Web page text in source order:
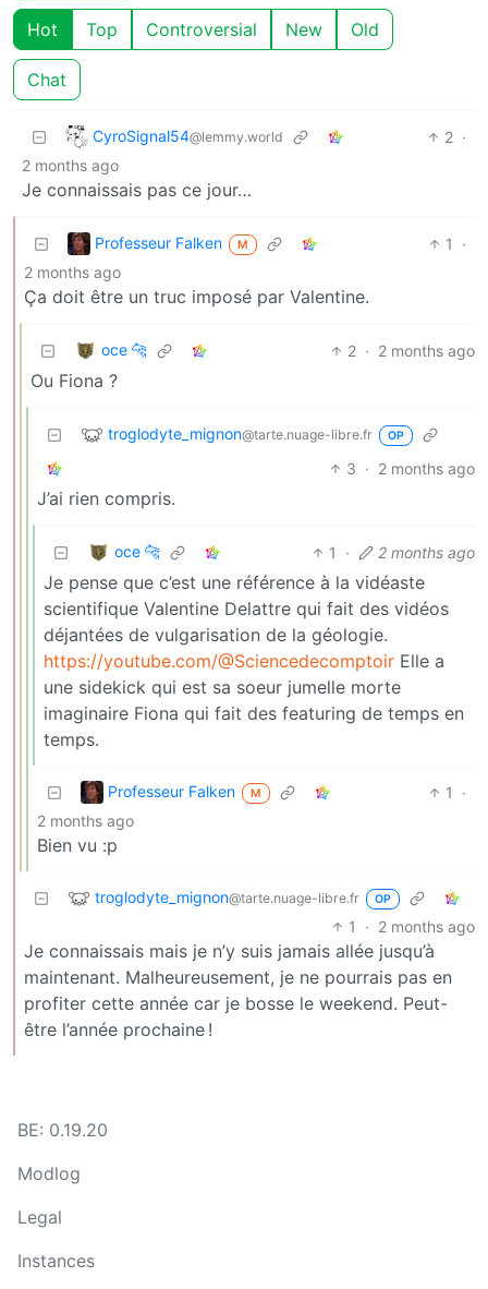
Hot Top Controversial New Old
Chat
CyroSignal54@lemmy.world 2 ·
2 months ago
Je connaissais pas ce jour…
Professeur Falken M 1
·
2 months ago
Ça doit être un truc imposé par Valentine.
oce 🐆 2 · 2 months ago
Ou Fiona ?
troglodyte_mignon@tarte.nuage-libre.fr OP
3 · 2 months ago
J’ai rien compris.
oce 🐆 1 · 2 months ago
Je pense que c’est une référence à la vidéaste
scientifique Valentine Delattre qui fait des vidéos
déjantées de vulgarisation de la géologie.
https://youtube.com/@Sciencedecomptoir Elle a
une sidekick qui est sa soeur jumelle morte
imaginaire Fiona qui fait des featuring de temps en
temps.
Professeur Falken M 1
·
2 months ago
Bien vu :p
troglodyte_mignon@tarte.nuage-libre.fr OP
1 · 2 months ago
Je connaissais mais je n’y suis jamais allée jusqu’à
maintenant. Malheureusement, je ne pourrais pas en
profiter cette année car je bosse le weekend. Peut-
être l’année prochaine !
BE: 0.19.20
Modlog
Legal
Instances